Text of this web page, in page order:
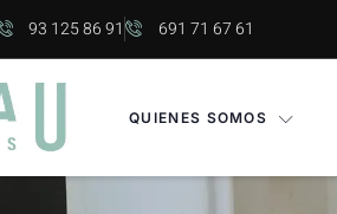
93 125 86 91 691 71 67 61
QUIENES SOMOS